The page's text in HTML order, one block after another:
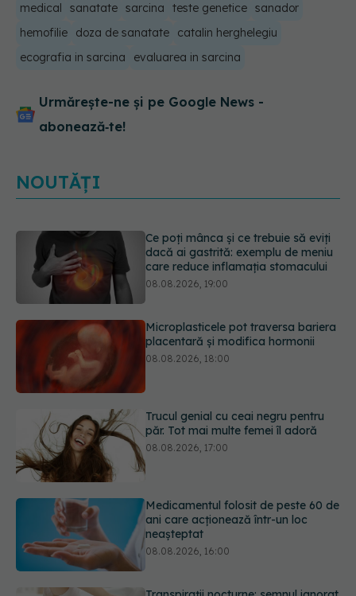
medical sanatate sarcina teste genetice sanador
hemofilie
doza de sanatate
catalin herghelegiu
ecografia in sarcina
evaluarea in sarcina
Urmărește-ne și pe Google News -
abonează‑te!
NOUTĂȚI
Ce poți mânca și ce trebuie să eviți
dacă ai gastrită: exemplu de meniu
care reduce inflamația stomacului
08.08.2026, 19:00
Microplasticele pot traversa bariera
placentară și modifica hormonii
08.08.2026, 18:00
Trucul genial cu ceai negru pentru
păr. Tot mai multe femei îl adoră
08.08.2026, 17:00
Medicamentul folosit de peste 60 de
ani care acționează într-un loc
neașteptat
08.08.2026, 16:00